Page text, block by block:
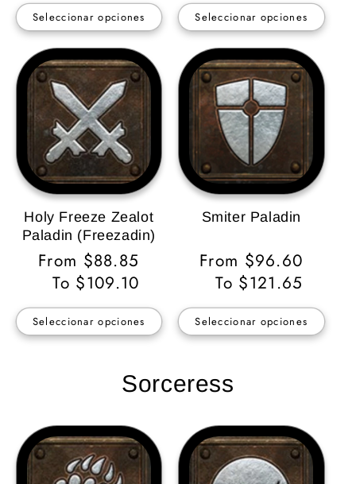
Seleccionar opciones Seleccionar opciones
Holy Freeze Zealot
Paladin (Freezadin)
Precio
habitual
From $88.85
To $109.10
Seleccionar opciones
Smiter Paladin
Precio
habitual
From $96.60
To $121.65
Seleccionar opciones
Sorceress